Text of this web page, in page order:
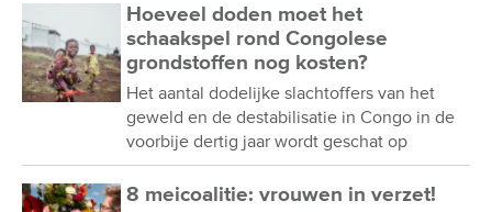
Hoeveel doden moet het
schaakspel rond Congolese
grondstoffen nog kosten?
Het aantal dodelijke slachtoffers van het
geweld en de destabilisatie in Congo in de
voorbije dertig jaar wordt geschat op
8 meicoalitie: vrouwen in verzet!